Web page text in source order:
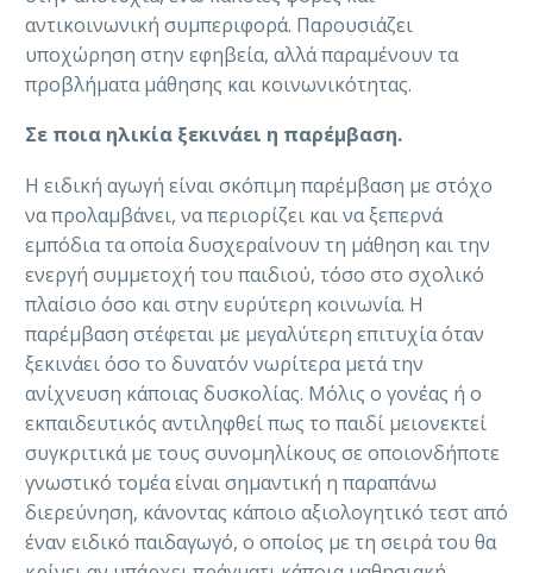
αντικοινωνική συμπεριφορά. Παρουσιάζει
υποχώρηση στην εφηβεία, αλλά παραμένουν τα
προβλήματα μάθησης και κοινωνικότητας.
Σε ποια ηλικία ξεκινάει η παρέμβαση.
Η ειδική αγωγή είναι σκόπιμη παρέμβαση με στόχο
να προλαμβάνει, να περιορίζει και να ξεπερνά
εμπόδια τα οποία δυσχεραίνουν τη μάθηση και την
ενεργή συμμετοχή του παιδιού, τόσο στο σχολικό
πλαίσιο όσο και στην ευρύτερη κοινωνία. Η
παρέμβαση στέφεται με μεγαλύτερη επιτυχία όταν
ξεκινάει όσο το δυνατόν νωρίτερα μετά την
ανίχνευση κάποιας δυσκολίας. Μόλις ο γονέας ή ο
εκπαιδευτικός αντιληφθεί πως το παιδί μειονεκτεί
συγκριτικά με τους συνομηλίκους σε οποιονδήποτε
γνωστικό τομέα είναι σημαντική η παραπάνω
διερεύνηση, κάνοντας κάποιο αξιολογητικό τεστ από
έναν ειδικό παιδαγωγό, ο οποίος με τη σειρά του θα